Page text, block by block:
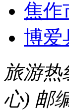
焦作
博爱
旅游热
心) 邮